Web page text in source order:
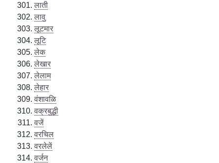
लाती
लावु
लूटमार
लूटि
लेक
लेखार
लेलाम
लेहार
वंशावळि
वक्रबुद्धी
वजें
वरचिल
वरलेलें
वर्जन